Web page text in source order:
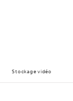
Stockage vidéo